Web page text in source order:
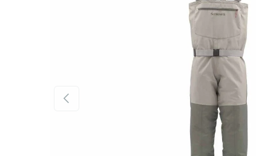
Précédent